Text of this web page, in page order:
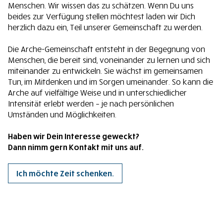
Menschen. Wir wissen das zu schätzen. Wenn Du uns
beides zur Verfügung stellen möchtest laden wir Dich
herzlich dazu ein, Teil unserer Gemeinschaft zu werden.
Die Arche-Gemeinschaft entsteht in der Begegnung von
Menschen, die bereit sind, voneinander zu lernen und sich
miteinander zu entwickeln. Sie wächst im gemeinsamen
Tun, im Mitdenken und im Sorgen umeinander. So kann die
Arche auf vielfältige Weise und in unterschiedlicher
Intensität erlebt werden – je nach persönlichen
Umständen und Möglichkeiten.
Haben wir Dein Interesse geweckt?
Dann nimm gern Kontakt mit uns auf.
Ich möchte Zeit schenken.